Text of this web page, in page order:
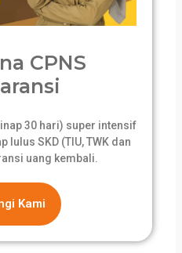
CPNS
30 hari) super intensif
lulus SKD (TIU, TWK dan
uang kembali.
Kami